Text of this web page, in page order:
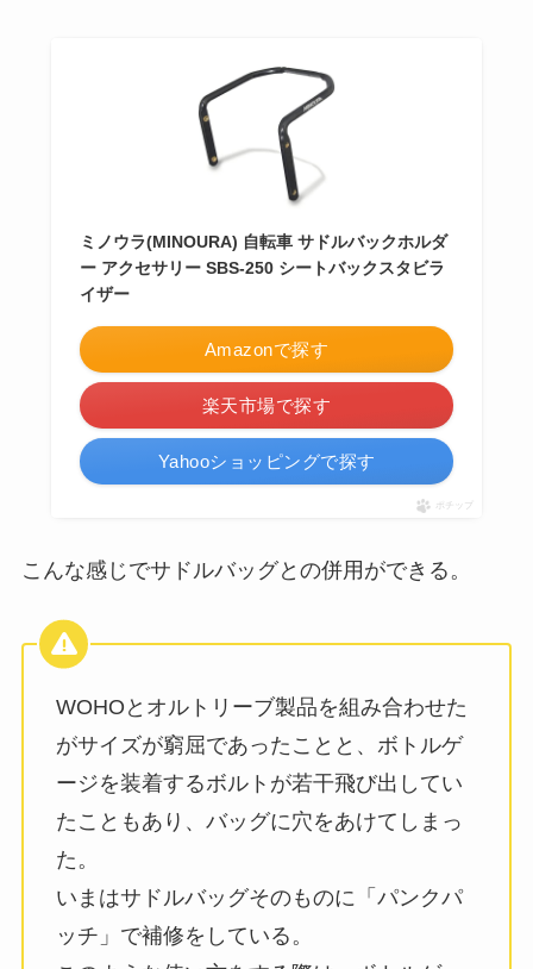
ミノウラ(MINOURA) 自転車 サドルバックホルダ
ー アクセサリー SBS-250 シートバックスタビラ
イザー
Amazonで探す
楽天市場で探す
Yahooショッピングで探す
ポチップ
こんな感じでサドルバッグとの併用ができる。
WOHOとオルトリーブ製品を組み合わせた
がサイズが窮屈であったことと、ボトルゲ
ージを装着するボルトが若干飛び出してい
たこともあり、バッグに穴をあけてしまっ
た。
いまはサドルバッグそのものに「パンクパ
ッチ」で補修をしている。